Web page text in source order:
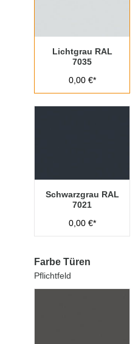
Lichtgrau RAL
7035
0,00 €*
Schwarzgrau RAL
7021
0,00 €*
Farbe Türen
Pflichtfeld